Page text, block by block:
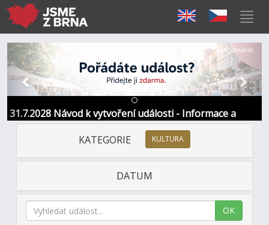
31.7.2028 Návod k vytvoření události - Informace a
kontakt
Předchozí Další
Sponzorováno
KATEGORIE KULTURA
DATUM
OK